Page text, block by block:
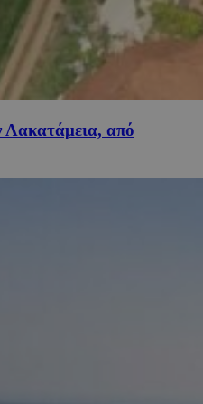
Λακατάμεια, από